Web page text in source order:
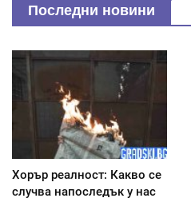
Последни новини
Хорър реалност: Какво се
случва напоследък у нас